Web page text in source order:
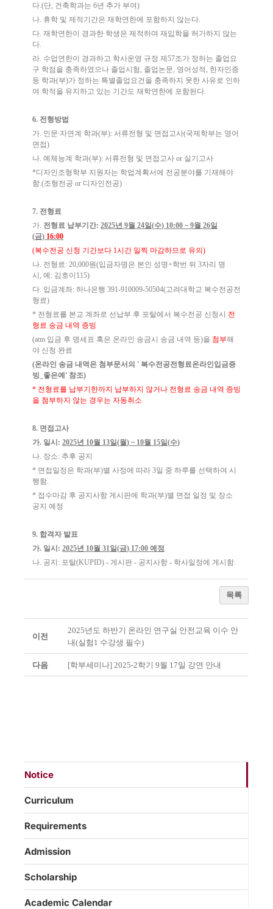
다.(단, 건축학과는 6년 추가 부여)
나. 휴학 및 제적기간은 재학연한에 포함하지 않는다.
다. 재학연한이 경과한 학생은 제적하며 재입학을 허가하지 않는
다.
라. 수업연한이 경과하고 학사운영 규정 제 57조가 정하는 졸업요
구 학점을 충족하였으나 졸업시험, 졸업논문, 영어성적, 한자인증
등 학과(부)가 정하는 특별졸업요건을 충족하지 못한 사유로 인하
여 학적을 유지하고 있는 기간도 재학연한에 포함된다.
6. 전형방법
가. 인문∙자연계 학과(부): 서류전형 및 면접고사(국제학부는 영어
면접)
나. 예체능계 학과(부): 서류전형 및 면접고사 or 실기고사
*디자인조형학부 지원자는 학업계획서에 전공분야를 기재해야
함.(조형전공 or 디자인전공)
7. 전형료
가. 전형료 납부기간: 2025년 9월 24일(수) 10:00 ~ 9월 26일
(금) 16:00
(복수전공 신청 기간보다 1시간 일찍 마감하므로 유의 )
나. 전형료: 20,000원(입금자명은 본인 성명+학번 뒤 3자리 명
시 , 예 : 김호이 115)
다. 입금계좌: 하나은행 391-910009-50504(고려대학교 복수전공전
형료)
* 전형료를 본교 계좌로 선납부 후 포탈에서 복수전공 신청시 전
형료 송금 내역 증빙
(atm 입금 후 명세표 혹은 온라인 송금시 송금 내역 등)을 첨부해
야 신청 완료
(온라인 송금 내역은 첨부문서의 ' 복수전공전형료온라인입금증
빙 좋은예 ' 참조)
* 전형료를 납부기한까지 납부하지 않거나 전형료 송금 내역 증빙
을 첨부하지 않는 경우는 자동취소
8. 면접고사
가. 일시 : 2025년 10월 13일(월) ~ 10월 15일(수)
나. 장소: 추후 공지
* 면접일정은 학과(부)별 사정에 따라 3일 중 하루를 선택하여 시
행함.
* 접수마감 후 공지사항 게시판에 학과(부)별 면접 일정 및 장소
공지 예정
9. 합격자 발표
가. 일시 : 2025년 10월 31일(금) 17:00 예정
나. 공지 : 포탈(KUPID) - 게시판 - 공지사항 - 학사일정에 게시함.
목록
이전
2025년도 하반기 온라인 연구실 안전교육 이수 안
내(실험1 수강생 필수)
다음 [학부세미나] 2025-2학기 9월 17일 강연 안내
Notice
Curriculum
Requirements
Admission
Scholarship
Academic Calendar